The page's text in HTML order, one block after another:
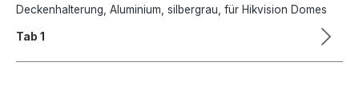
Deckenhalterung, Aluminium, silbergrau, für Hikvision Domes
Tab 1